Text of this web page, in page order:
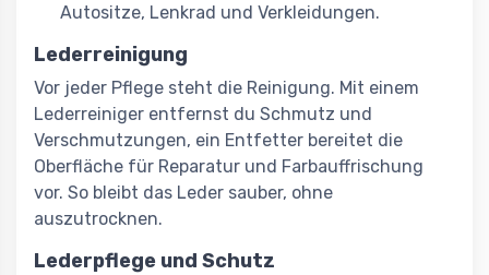
Autositze, Lenkrad und Verkleidungen.
Lederreinigung
Vor jeder Pflege steht die Reinigung. Mit einem
Lederreiniger entfernst du Schmutz und
Verschmutzungen, ein Entfetter bereitet die
Oberfläche für Reparatur und Farbauffrischung
vor. So bleibt das Leder sauber, ohne
auszutrocknen.
Lederpflege und Schutz